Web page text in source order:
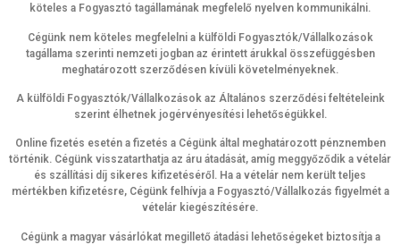
köteles a Fogyasztó tagállamának megfelelő nyelven kommunikálni.
Cégünk nem köteles megfelelni a külföldi Fogyasztók/Vállalkozások
tagállama szerinti nemzeti jogban az érintett árukkal összefüggésben
meghatározott szerződésen kívüli követelményeknek.
A külföldi Fogyasztók/Vállalkozások az Általános szerződési feltételeink
szerint élhetnek jogérvényesítési lehetőségükkel.
Online fizetés esetén a fizetés a Cégünk által meghatározott pénznemben
történik. Cégünk visszatarthatja az áru átadását, amíg meggyőződik a vételár
és szállítási díj sikeres kifizetéséről. Ha a vételár nem került teljes
mértékben kifizetésre, Cégünk felhívja a Fogyasztó/Vállalkozás figyelmét a
vételár kiegészítésére.
Cégünk a magyar vásárlókat megillető átadási lehetőségeket biztosítja a